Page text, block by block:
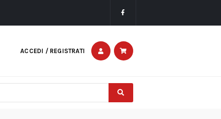
ACCEDI / REGISTRATI